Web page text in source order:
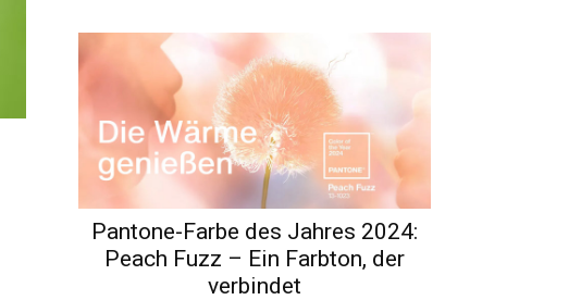
Pantone-Farbe des Jahres 2024:
Peach Fuzz – Ein Farbton, der
verbindet